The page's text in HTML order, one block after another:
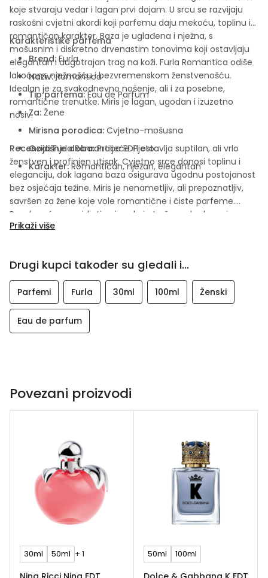
koje stvaraju vedar i lagan prvi dojam. U srcu se razvijaju
raskošni cvjetni akordi koji parfemu daju mekoću, toplinu i
romantičan karakter. Baza je uglađena i nježna, s
mošusnim i diskretno drvenastim tonovima koji ostavljaju
elegantan i dugotrajan trag na koži. Furla Romantica odiše
lakoćom, nježnošću i bezvremenskom ženstvenošću.
Idealan je za svakodnevno nošenje, ali i za posebne,
romantične trenutke. Miris je lagan, ugodan i izuzetno
nosiv.
Karakteristike parfema
Brend: Furla
Naziv:Romantica
Tip parfema:Eau de Parfum
Za: Žene
Mirisna porodica: Cvjetno-mošusna
Godišnje doba:Proljeće i ljeto
Karakter:Romantičan, nježan, elegantan
RecenzijaFurla Romantica EDP ostavlja suptilan, ali vrlo
ženstven i profinjen utisak. Cvjetno srce donosi toplinu i
eleganciju, dok lagana baza osigurava ugodnu postojanost
bez osjećaja težine. Miris je nenametljiv, ali prepoznatljiv,
savršen za žene koje vole romantične i čiste parfeme.
Posebno će se svidjeti onima koje traže svakodnevni
parfem s nježnim, sofisticiranim karakterom. Furla
Prikaži više
Drugi kupci također su gledali i...
Parfemi Furla 30ml 100ml Ženski
Eau de parfum
Povezani proizvodi
30ml 50ml + 1 50ml 100ml